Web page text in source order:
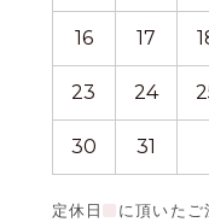
16 17
23 24
30 31
定休日
に頂いた